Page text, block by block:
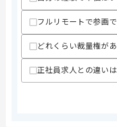
その他募集要項
商談回
フルリモートで参画
どれくらい裁量権が
正社員求人との違い